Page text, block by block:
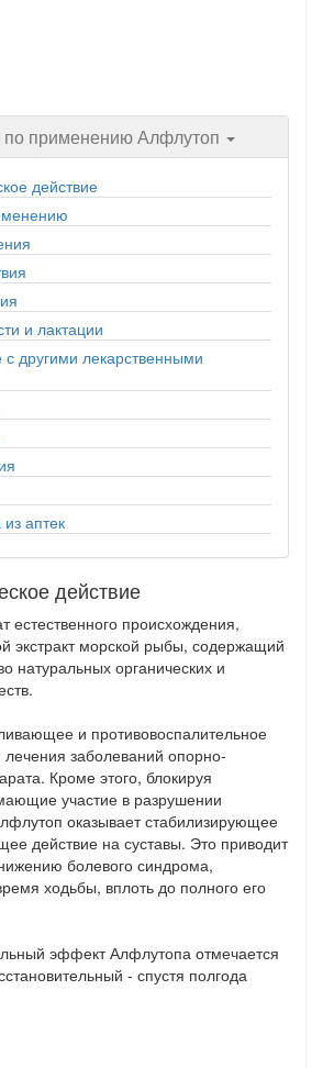
по применению Алфлутоп
действие
и лактации
с другими лекарственными
аптек
действие
естественного происхождения,
экстракт морской рыбы, содержащий
натуральных органических и
и противовоспалительное
заболеваний опорно-
Кроме этого, блокируя
участие в разрушении
оказывает стабилизирующее
действие на суставы. Это приводит
болевого синдрома,
ходьбы, вплоть до полного его
эффект Алфлутопа отмечается
- спустя полгода